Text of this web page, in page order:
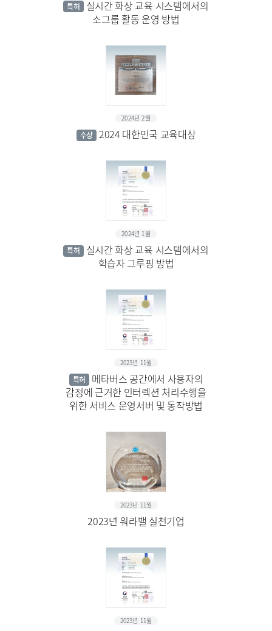
특허
실시간 화상 교육 시스템에서의
소그룹 활동 운영 방법
2024년 2월
수상 2024 대한민국 교육대상
2024년 1월
특허
실시간 화상 교육 시스템에서의
학습자 그루핑 방법
2023년 11월
특허
메타버스 공간에서 사용자의
감정에 근거한 인터렉션 처리수행을
위한 서비스 운영서버 및 동작방법
2023년 11월
2023년 워라밸 실천기업
2023년 11월